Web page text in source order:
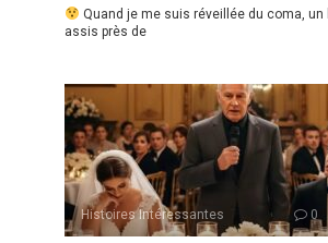
Quand je me suis réveillée du coma,
assis près de
Histoires Intéressantes 0